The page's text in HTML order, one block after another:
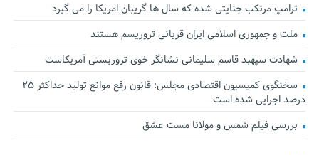
ترامپ مرتکب جنایتی شده که سال ها گریبان امریکا را می گیرد
ملت و جمهوری اسلامی ایران قربانی تروریسم هستند
شهادت سپهبد قاسم سلیمانی نشانگر خوی تروریستی آمریکاست
سخنگوی کمیسیون اقتصادی مجلس: قانون رفع موانع تولید حداکثر ۲۵
درصد اجرایی شده است
بررسی فیلم شمس و مولانا مست عشق